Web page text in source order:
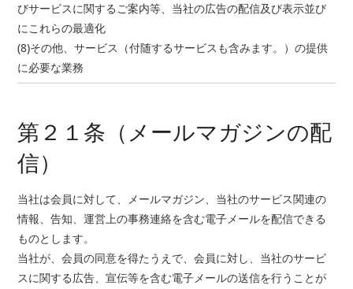
びサービスに関するご案内等、当社の広告の配信及び表示並び
にこれらの最適化
(8)その他、サービス（付随するサービスも含みます。）の提供
に必要な業務
第２１条（メールマガジンの配
信）
当社は会員に対して、メールマガジン、当社のサービス関連の
情報、告知、運営上の事務連絡を含む電子メールを配信できる
ものとします。
当社が、会員の同意を得たうえで、会員に対し、当社のサービ
スに関する広告、宣伝等を含む電子メールの送信を行うことが